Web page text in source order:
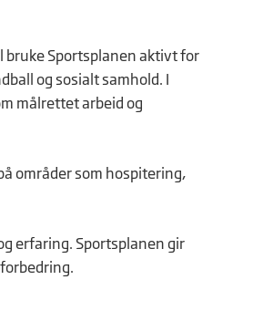
bruke Sportsplanen aktivt for
og sosialt samhold. I
målrettet arbeid og
områder som hospitering,
erfaring. Sportsplanen gir